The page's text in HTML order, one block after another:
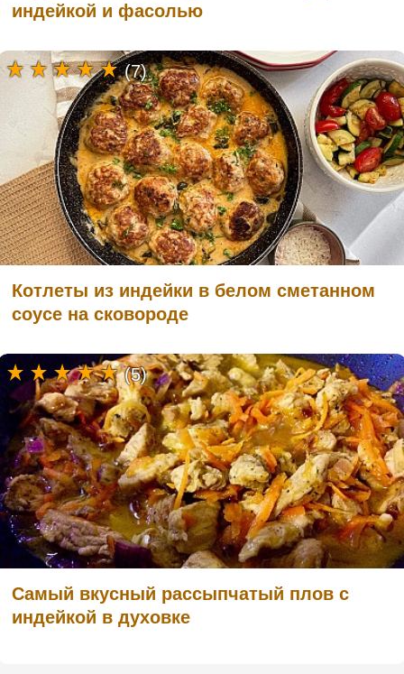
индейкой и фасолью
Котлеты из индейки в белом сметанном
соусе на сковороде
(7)
Самый вкусный рассыпчатый плов с
индейкой в ​​духовке
(5)